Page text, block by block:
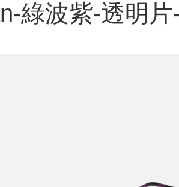
綠波紫-透明